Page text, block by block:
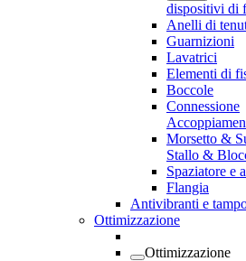
dispositivi di
Anelli di
Guarnizioni
Lavatrici
Elementi di
Boccole
Connessione
Morsetto &
Stallo &
Spaziatore e
Flangia
Antivibranti e
Ottimizzazione
Ottimizzazione